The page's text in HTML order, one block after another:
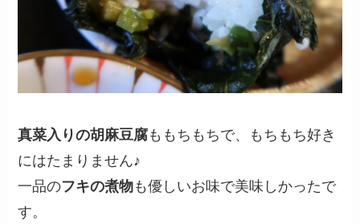
真菜入りの胡麻豆腐ももちもちで、もちもち好き
にはたまりません♪
一品のフキの煮物も優しいお味で美味しかったで
す。